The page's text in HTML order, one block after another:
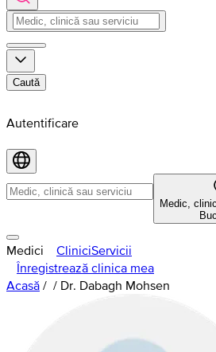
Caută
Autentificare
Medic,
Medici CliniciServicii
Înregistrează clinica mea
Acasă / / Dr. Dabagh Mohsen